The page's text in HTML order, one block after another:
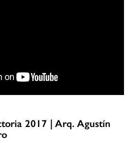
2017 | Arq. Agustín